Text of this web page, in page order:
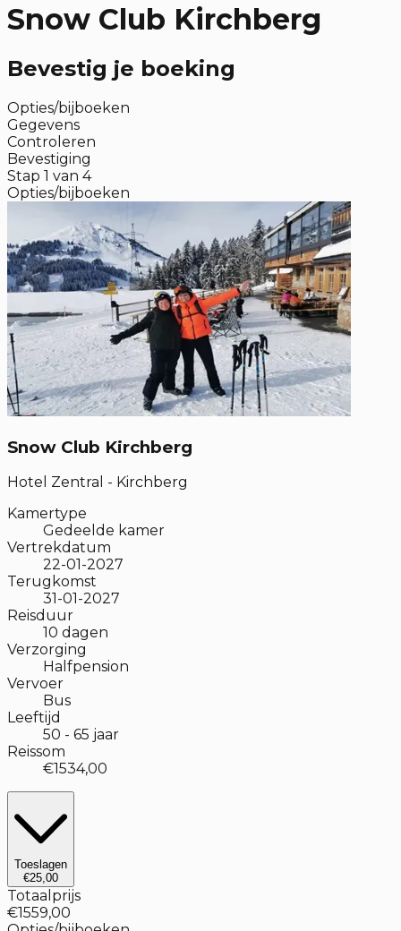
Snow Club Kirchberg
Bevestig je boeking
Opties/bijboeken
Gegevens
Controleren
Bevestiging
Stap 1 van 4
Opties/bijboeken
Snow Club Kirchberg
Hotel Zentral - Kirchberg
Kamertype
Gedeelde kamer
Vertrekdatum
22-01-2027
Terugkomst
31-01-2027
Reisduur
10 dagen
Verzorging
Halfpension
Vervoer
Bus
Leeftijd
50 - 65 jaar
Reissom
€1534,00
Toeslagen
€25,00
Totaalprijs
€1559,00